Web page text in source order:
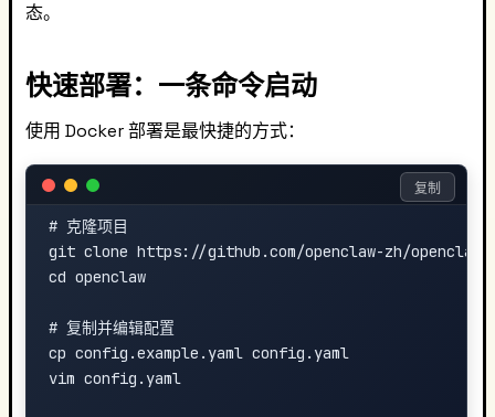
态。
快速部署：一条命令启动
使用 Docker 部署是最快捷的方式：
# 克隆项目
git clone https://github.com/openclaw-zh/
cd openclaw
# 复制并编辑配置
cp config.example.yaml config.yaml
vim config.yaml
复制